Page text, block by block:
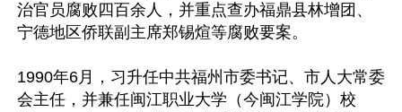
治官员腐败四百余人，并重点查办福鼎县林增团、
宁德地区侨联副主席郑锡煊等腐败要案。
1990年6月，习升任中共福州市委书记、市人大常委
会主任，并兼任闽江职业大学（今闽江学院）校